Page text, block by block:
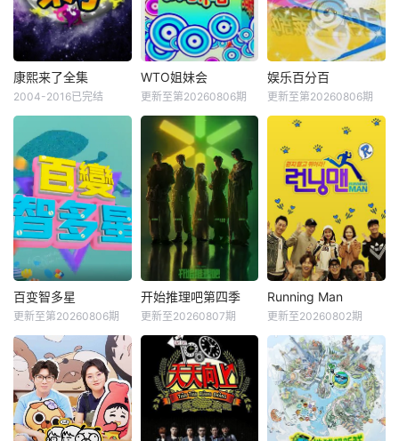
康熙来了全集
2004-2016已完结
WTO姐妹会
更新至第20260806期
娱乐百分百
更新至第20260806期
百变智多星
更新至第20260806期
开始推理吧第四季
更新至20260807期
Running Man
更新至20260802期